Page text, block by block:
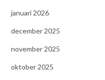
januari 2026
december 2025
november 2025
oktober 2025